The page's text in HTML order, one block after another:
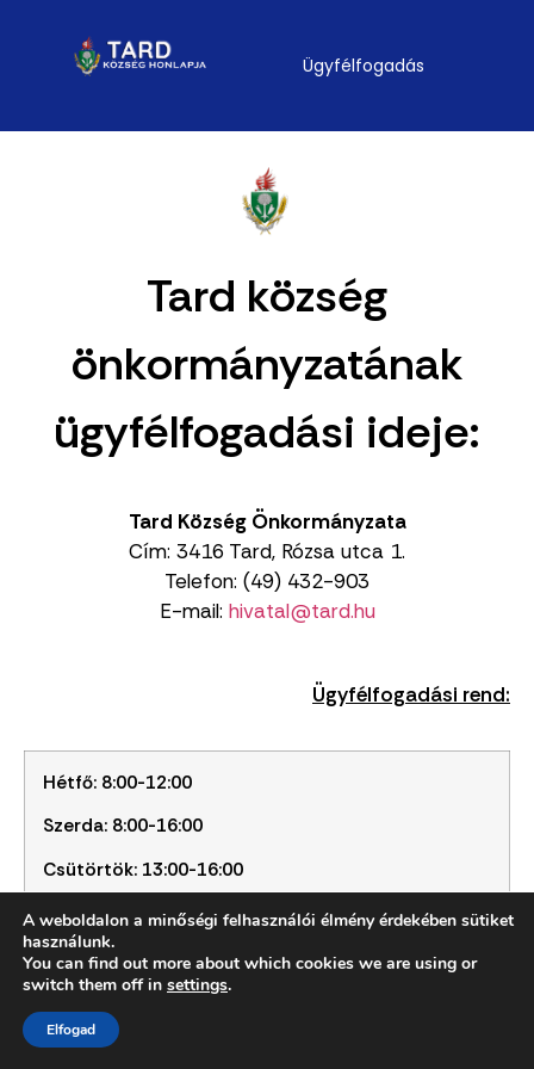
Ügyfélfogadás
Tard község
önkormányzatának
ügyfélfogadási ideje:
Tard Község Önkormányzata
Cím: 3416 Tard, Rózsa utca 1.
Telefon: (49) 432-903
E-mail: hivatal@tard.hu
Ügyfélfogadási rend:
Hétfő: 8:00-12:00
Szerda: 8:00-16:00
Csütörtök: 13:00-16:00
A weboldalon a minőségi felhasználói élmény érdekében sütiket
használunk.
You can find out more about which cookies we are using or
switch them off in settings.
Elfogad